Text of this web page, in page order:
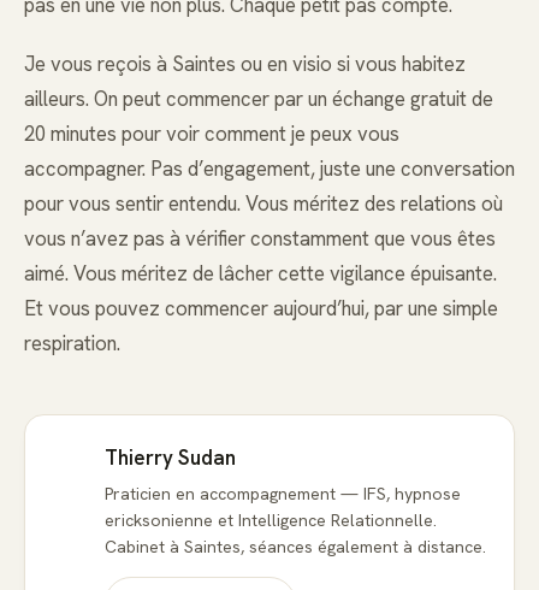
pas en une vie non plus. Chaque petit pas compte.
Je vous reçois à Saintes ou en visio si vous habitez
ailleurs. On peut commencer par un échange gratuit de
20 minutes pour voir comment je peux vous
accompagner. Pas d’engagement, juste une conversation
pour vous sentir entendu. Vous méritez des relations où
vous n’avez pas à vérifier constamment que vous êtes
aimé. Vous méritez de lâcher cette vigilance épuisante.
Et vous pouvez commencer aujourd’hui, par une simple
respiration.
Thierry Sudan
Praticien en accompagnement — IFS, hypnose
ericksonienne et Intelligence Relationnelle.
Cabinet à Saintes, séances également à distance.